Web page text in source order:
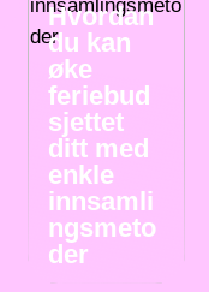
Hvordan
du kan
øke
feriebud
sjettet
ditt med
enkle
innsamli
ngsmeto
der